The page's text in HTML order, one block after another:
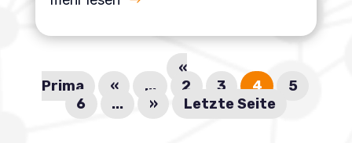
«
Prima
« ... 2 3 4
5
6
... » Letzte Seite